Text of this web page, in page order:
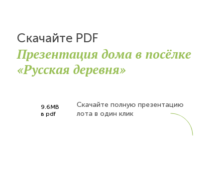
Скачайте PDF
Презентация дома в посёлке
«Русская деревня»
9.6MB
в pdf
Скачайте полную презентацию
лота в один клик